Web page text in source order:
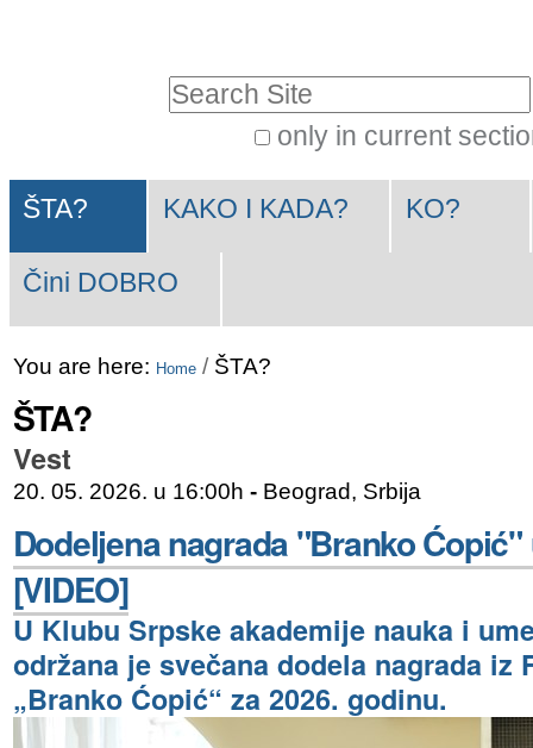
Skip
to
navigation
only in current
Search…
Navigation
ŠTA? KAKO I KADA? KO?
Čini DOBRO
You are here: Home / ŠTA?
ŠTA?
Vest
20. 05. 2026. u 16:00h - Beograd, Srbija
Dodeljena nagrada "Branko Ćopić"
[VIDEO]
U Klubu Srpske akademije nauka i
održana je svečana dodela nagrada iz
„Branko Ćopić“ za 2026. godinu.